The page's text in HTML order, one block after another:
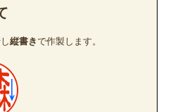
縦書きで作製します。